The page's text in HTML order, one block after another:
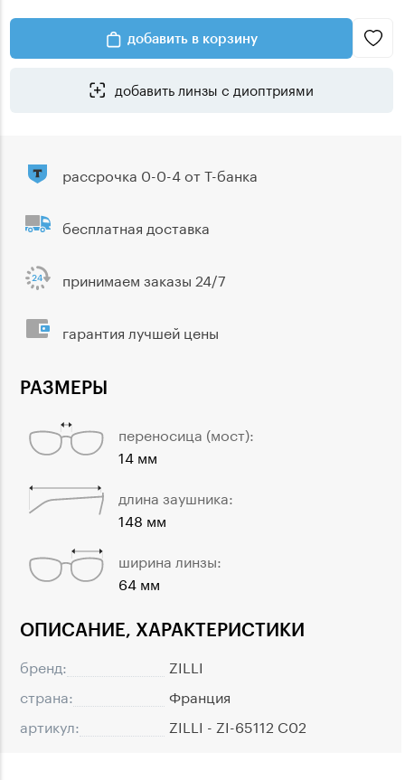
добавить в корзину
добавить линзы с диоптриями
ОПИСАНИЕ, ХАРАКТЕРИСТИКИ
бренд:
ZILLI
страна:
Франция
артикул:
ZILLI - ZI-65112 C02
РАЗМЕРЫ
переносица (мост):
14 мм
длина заушника:
148 мм
ширина линзы:
64 мм
рассрочка 0-0-4 от Т-банка
бесплатная доставка
принимаем заказы 24/7
гарантия лучшей цены